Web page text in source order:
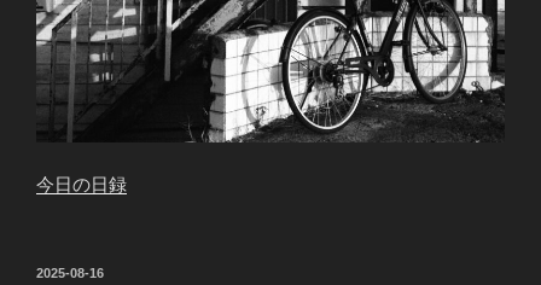
今日の日録
投
2025-08-16